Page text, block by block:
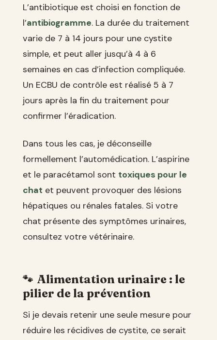
L’antibiotique est choisi en fonction de
l’antibiogramme. La durée du traitement
varie de 7 à 14 jours pour une cystite
simple, et peut aller jusqu’à 4 à 6
semaines en cas d’infection compliquée.
Un ECBU de contrôle est réalisé 5 à 7
jours après la fin du traitement pour
confirmer l’éradication.
Dans tous les cas, je déconseille
formellement l’automédication. L’aspirine
et le paracétamol sont toxiques pour le
chat et peuvent provoquer des lésions
hépatiques ou rénales fatales. Si votre
chat présente des symptômes urinaires,
consultez votre vétérinaire.
Alimentation urinaire : le
pilier de la prévention
Si je devais retenir une seule mesure pour
réduire les récidives de cystite, ce serait